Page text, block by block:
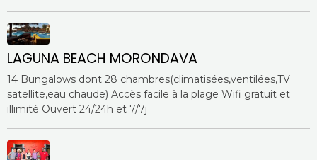
LAGUNA BEACH MORONDAVA
14 Bungalows dont 28 chambres(climatisées,ventilées,TV
satellite,eau chaude) Accès facile à la plage Wifi gratuit et
illimité Ouvert 24/24h et 7/7j